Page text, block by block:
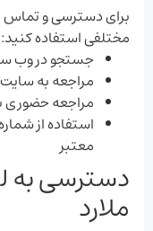
برای دسترسی و تماس
مختلفی استفاده کنید:
جستجو در وب
مراجعه به سایت
مراجعه حضوری
استفاده از
معتبر
دسترسی به
ملارد​​​